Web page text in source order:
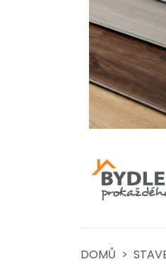
DOMŮ